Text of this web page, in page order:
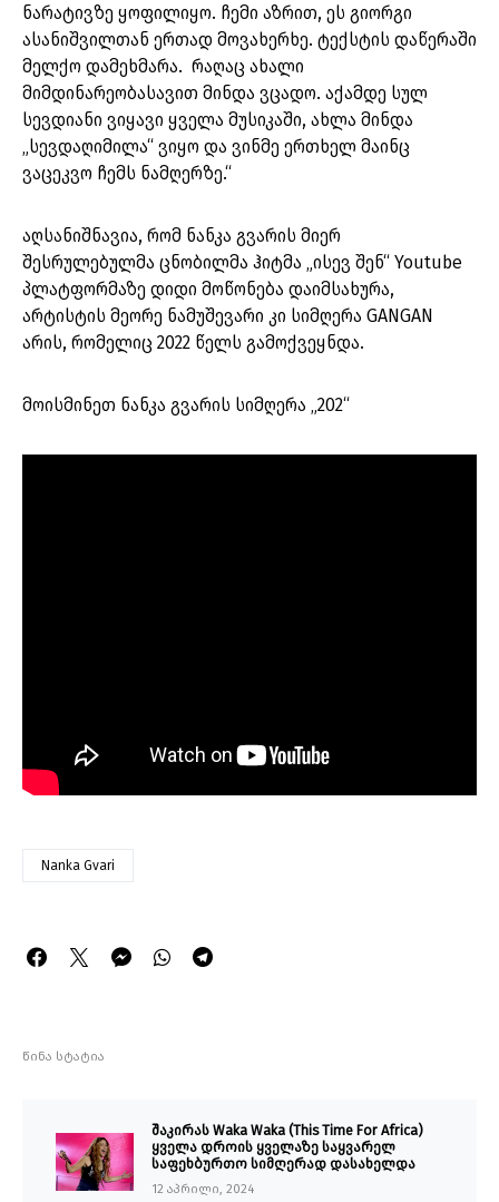
ნარატივზე ყოფილიყო. ჩემი აზრით, ეს გიორგი
ასანიშვილთან ერთად მოვახერხე. ტექსტის დაწერაში
მელქო დამეხმარა. რაღაც ახალი
მიმდინარეობასავით მინდა ვცადო. აქამდე სულ
სევდიანი ვიყავი ყველა მუსიკაში, ახლა მინდა
„სევდაღიმილა“ ვიყო და ვინმე ერთხელ მაინც
ვაცეკვო ჩემს ნამღერზე.“
აღსანიშნავია, რომ ნანკა გვარის მიერ
შესრულებულმა ცნობილმა ჰიტმა „ისევ შენ“ Youtube
პლატფორმაზე დიდი მოწონება დაიმსახურა,
არტისტის მეორე ნამუშევარი კი სიმღერა GANGAN
არის, რომელიც 2022 წელს გამოქვეყნდა.
მოისმინეთ ნანკა გვარის სიმღერა „202“
Nanka Gvari
წინა სტატია
შაკირას Waka Waka (This Time For Africa)
ყველა დროის ყველაზე საყვარელ
საფეხბურთო სიმღერად დასახელდა
12 აპრილი, 2024